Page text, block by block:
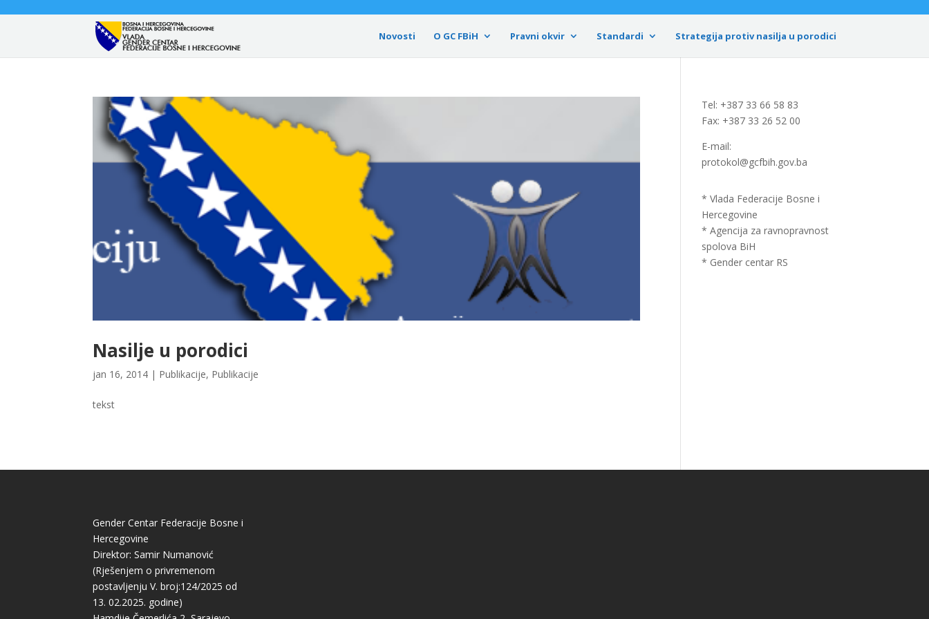
Novosti O GC FBiH Pravni okvir Standardi Strategija protiv nasilja u porodici
Nasilje u porodici
jan 16, 2014 | Publikacije, Publikacije
tekst
Tel: +387 33 66 58 83
Fax: +387 33 26 52 00
E-mail:
protokol@gcfbih.gov.ba
* Vlada Federacije Bosne i
Hercegovine
* Agencija za ravnopravnost
spolova BiH
* Gender centar RS
Gender Centar Federacije Bosne i
Hercegovine
Direktor: Samir Numanović
(Rješenjem o privremenom
postavljenju V. broj:124/2025 od
13. 02.2025. godine)